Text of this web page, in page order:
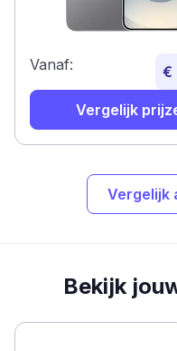
Vanaf: €
Vergelijk
Vergelijk
Bekijk